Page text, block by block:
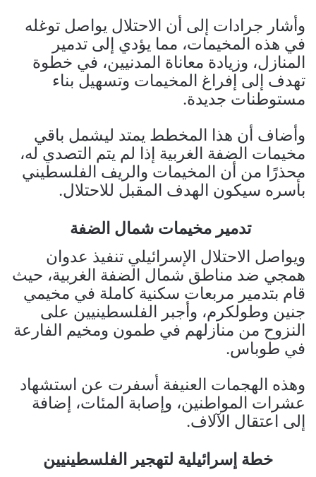
وأشار جرادات إلى أن الاحتلال يواصل توغله
في هذه المخيمات، مما يؤدي إلى تدمير
المنازل، وزيادة معاناة المدنيين، في خطوة
تهدف إلى إفراغ المخيمات وتسهيل بناء
مستوطنات جديدة.
وأضاف أن هذا المخطط يمتد ليشمل باقي
مخيمات الضفة الغربية إذا لم يتم التصدي له،
محذرًا من أن المخيمات والريف الفلسطيني
بأسره سيكون الهدف المقبل للاحتلال.
تدمير مخيمات شمال الضفة
ويواصل الاحتلال الإسرائيلي تنفيذ عدوان
همجي ضد مناطق شمال الضفة الغربية، حيث
قام بتدمير مربعات سكنية كاملة في مخيمي
جنين وطولكرم، وأجبر الفلسطينيين على
النزوح من منازلهم في طمون ومخيم الفارعة
في طوباس.
وهذه الهجمات العنيفة أسفرت عن استشهاد
عشرات المواطنين، وإصابة المئات، إضافة
إلى اعتقال الآلاف.
خطة إسرائيلية لتهجير الفلسطينيين